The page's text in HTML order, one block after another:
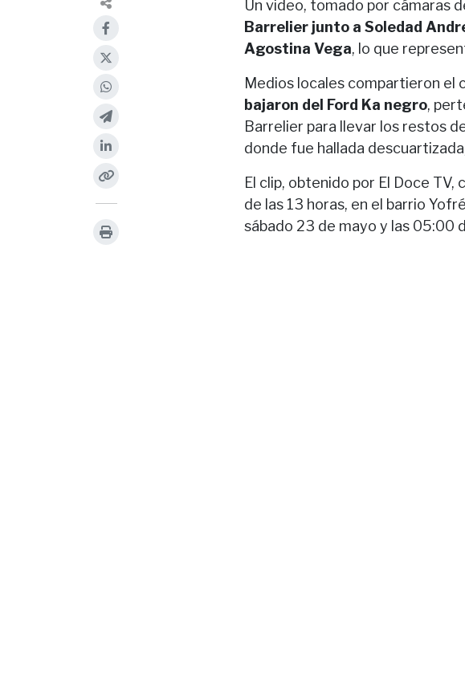
Un video, tomado por cámaras
Barrelier junto a Soledad
Agostina Vega, lo que
Medios locales compartieron el
bajaron del Ford Ka negro,
Barrelier para llevar los restos
donde fue hallada
El clip, obtenido por El Doce
de las 13 horas, en el barrio
sábado 23 de mayo y las 05:00